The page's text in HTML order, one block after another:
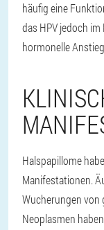
häufig eine
das HPV jedoch
hormonelle
Halspapillome
Manifestationen.
Wucherungen von
Neoplasmen